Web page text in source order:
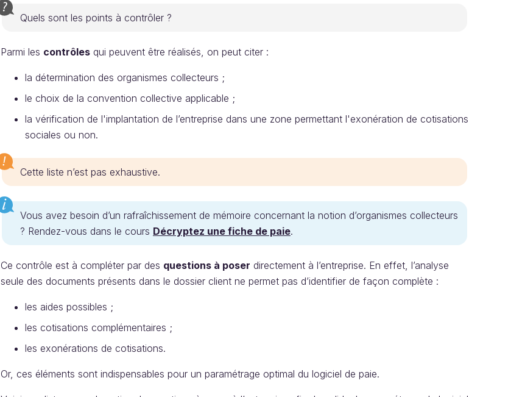
Quels sont les points à contrôler ?
Parmi les contrôles qui peuvent être réalisés, on peut citer :
la détermination des organismes collecteurs ;
le choix de la convention collective applicable ;
la vérification de l'implantation de l’entreprise dans une zone permettant l'exonération de cotisations
sociales ou non.
Cette liste n’est pas exhaustive.
Vous avez besoin d’un rafraîchissement de mémoire concernant la notion d’organismes collecteurs
? Rendez-vous dans le cours Décryptez une fiche de paie.
Ce contrôle est à compléter par des questions à poser directement à l’entreprise. En effet, l’analyse
seule des documents présents dans le dossier client ne permet pas d’identifier de façon complète :
les aides possibles ;
les cotisations complémentaires ;
les exonérations de cotisations.
Or, ces éléments sont indispensables pour un paramétrage optimal du logiciel de paie.